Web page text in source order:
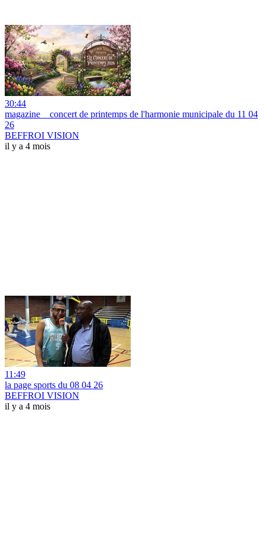
30:44
magazine _ concert de printemps de l'harmonie municipale du 11 04
26
BEFFROI VISION
il y a 4 mois
11:49
la page sports du 08 04 26
BEFFROI VISION
il y a 4 mois